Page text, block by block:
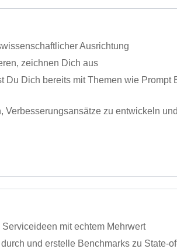
Ausrichtung
zeichnen Dich aus
Dich bereits mit Themen wie Prompt
zu entwickeln
mit echtem Mehrwert
und erstelle Benchmarks zu State-